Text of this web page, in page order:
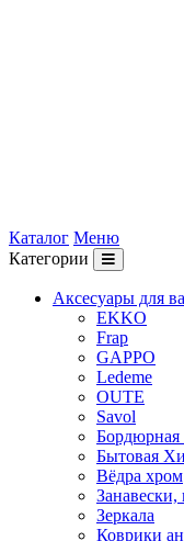
Каталог Меню
Категории
Аксесуары для
EKKO
Frap
GAPPO
Ledeme
OUTE
Savol
Бордюрная
Бытовая
Вёдра хром
Занавески,
Зеркала
Коврики